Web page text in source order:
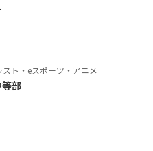
ト・eスポーツ・アニメ
部